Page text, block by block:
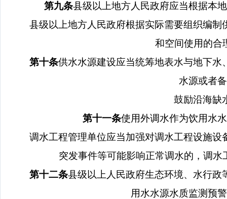
第九条县级以上地方人民政府应当根据本
县级以上地方人民政府根据实际需要组织编
和空间使用的合
第十条供水水源建设应当统筹地表水与地下
水源或者
鼓励沿海缺
第十一条使用外调水作为饮用水
调水工程管理单位应当加强对调水工程设施
突发事件等可能影响正常调水的，调
第十二条县级以上人民政府生态环境、水行
用水水源水质监测预